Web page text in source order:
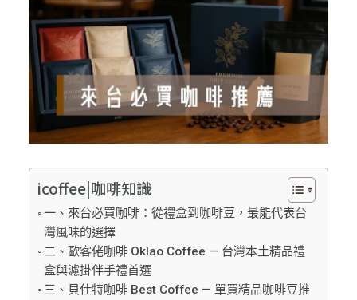
icoffee|咖啡知識
一、來台必買咖啡：從禮盒到咖啡豆，最能代表台
灣風味的選擇
二、歐客佬咖啡 Oklao Coffee — 台灣本土精品禮
盒與濾掛伴手禮首選
三、貝仕特咖啡 Best Coffee — 單買精品咖啡豆推